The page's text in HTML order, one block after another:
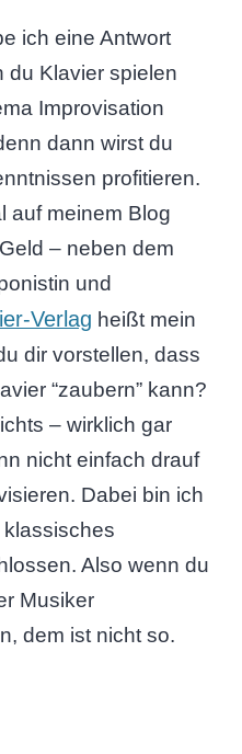
ich eine Antwort
du Klavier spielen
Improvisation
dann wirst du
profitieren.
auf meinem Blog
– neben dem
und
Verlag heißt mein
dir vorstellen, dass
“zaubern” kann?
– wirklich gar
nicht einfach drauf
Dabei bin ich
Also wenn du
Musiker
dem ist nicht so.